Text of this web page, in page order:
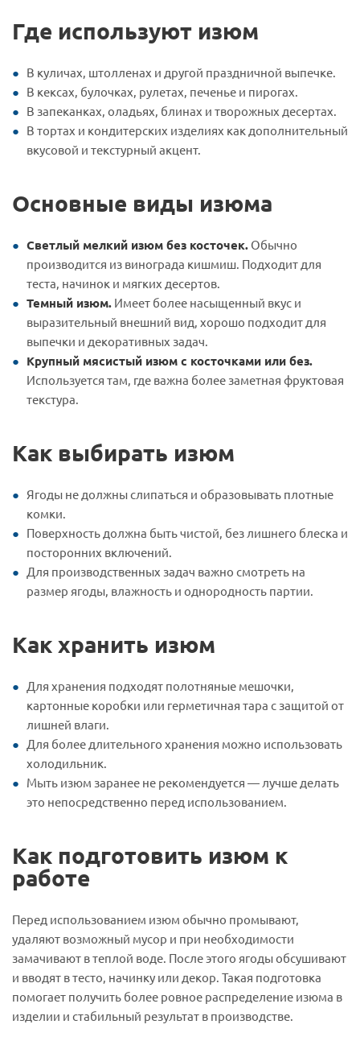
Где используют изюм
В куличах, штолленах и другой праздничной выпечке.
В кексах, булочках, рулетах, печенье и пирогах.
В запеканках, оладьях, блинах и творожных десертах.
В тортах и кондитерских изделиях как дополнительный
вкусовой и текстурный акцент.
Основные виды изюма
Светлый мелкий изюм без косточек. Обычно
производится из винограда кишмиш. Подходит для
теста, начинок и мягких десертов.
Темный изюм. Имеет более насыщенный вкус и
выразительный внешний вид, хорошо подходит для
выпечки и декоративных задач.
Крупный мясистый изюм с косточками или без.
Используется там, где важна более заметная фруктовая
текстура.
Как выбирать изюм
Ягоды не должны слипаться и образовывать плотные
комки.
Поверхность должна быть чистой, без лишнего блеска и
посторонних включений.
Для производственных задач важно смотреть на
размер ягоды, влажность и однородность партии.
Как хранить изюм
Для хранения подходят полотняные мешочки,
картонные коробки или герметичная тара с защитой от
лишней влаги.
Для более длительного хранения можно использовать
холодильник.
Мыть изюм заранее не рекомендуется — лучше делать
это непосредственно перед использованием.
Как подготовить изюм к
работе
Перед использованием изюм обычно промывают,
удаляют возможный мусор и при необходимости
замачивают в теплой воде. После этого ягоды обсушивают
и вводят в тесто, начинку или декор. Такая подготовка
помогает получить более ровное распределение изюма в
изделии и стабильный результат в производстве.